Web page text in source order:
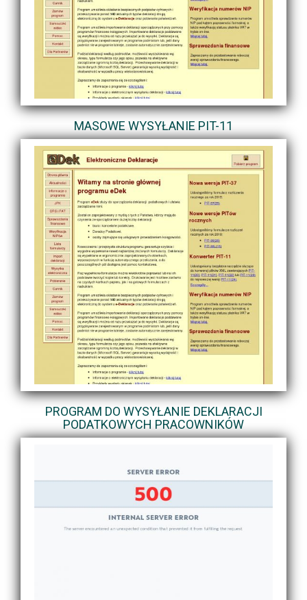
MASOWE WYSYŁANIE PIT-11
PROGRAM DO WYSYŁANIE DEKLARACJI
PODATKOWYCH PRACOWNIKÓW